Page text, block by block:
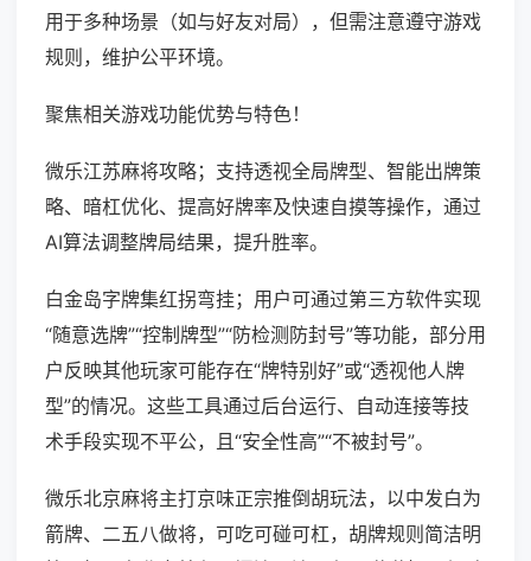
用于多种场景（如与好友对局），但需注意遵守游戏
规则，维护公平环境。
聚焦相关游戏功能优势与特色！
微乐江苏麻将攻略；支持透视全局牌型、智能出牌策
略、暗杠优化、提高好牌率及快速自摸等操作，通过
AI算法调整牌局结果，提升胜率。
白金岛字牌集红拐弯挂；用户可通过第三方软件实现
“随意选牌”“控制牌型”“防检测防封号”等功能，部分用
户反映其他玩家可能存在“牌特别好”或“透视他人牌
型”的情况。这些工具通过后台运行、自动连接等技
术手段实现不平公，且“安全性高”“不被封号”。
微乐北京麻将主打京味正宗推倒胡玩法，以中发白为
箭牌、二五八做将，可吃可碰可杠，胡牌规则简洁明